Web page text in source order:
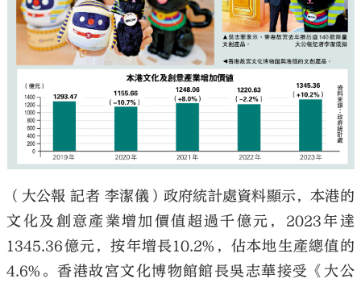
（大公報 記者 李潔儀）政府統計處資料顯示，本港的
文化及創意產業增加價值超過千億元，2023年達
1345.36億元，按年增長10.2%，佔本地生產總值的
4.6%。香港故宮文化博物館館長吳志華接受《大公